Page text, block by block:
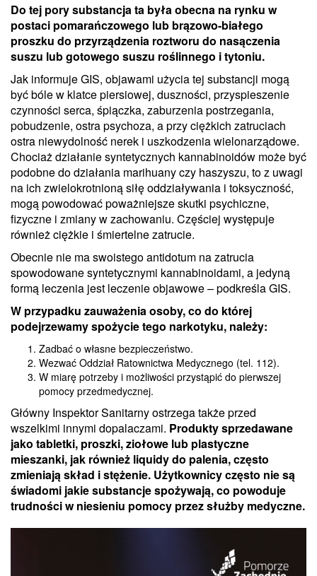
Do tej pory substancja ta była obecna na rynku w
postaci pomarańczowego lub brązowo-białego
proszku do przyrządzenia roztworu do nasączenia
suszu lub gotowego suszu roślinnego i tytoniu.
Jak informuje GIS, objawami użycia tej substancji mogą
być bóle w klatce piersiowej, duszności, przyspieszenie
czynności serca, śpiączka, zaburzenia postrzegania,
pobudzenie, ostra psychoza, a przy ciężkich zatruciach
ostra niewydolność nerek i uszkodzenia wielonarządowe.
Chociaż działanie syntetycznych kannabinoidów może być
podobne do działania marihuany czy haszyszu, to z uwagi
na ich zwielokrotnioną siłę oddziaływania i toksyczność,
mogą powodować poważniejsze skutki psychiczne,
fizyczne i zmiany w zachowaniu. Częściej występuje
również ciężkie i śmiertelne zatrucie.
Obecnie nie ma swoistego antidotum na zatrucia
spowodowane syntetycznymi kannabinoidami, a jedyną
formą leczenia jest leczenie objawowe – podkreśla GIS.
W przypadku zauważenia osoby, co do której
podejrzewamy spożycie tego narkotyku, należy:
Zadbać o własne bezpieczeństwo.
Wezwać Oddział Ratownictwa Medycznego (tel. 112).
W miarę potrzeby i możliwości przystąpić do pierwszej
pomocy przedmedycznej.
Główny Inspektor Sanitarny ostrzega także przed
wszelkimi innymi dopalaczami. Produkty sprzedawane
jako tabletki, proszki, ziołowe lub plastyczne
mieszanki, jak również liquidy do palenia, często
zmieniają skład i stężenie. Użytkownicy często nie są
świadomi jakie substancje spożywają, co powoduje
trudności w niesieniu pomocy przez służby medyczne.